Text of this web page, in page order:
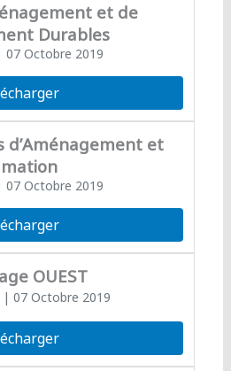
et de
Durables
07 Octobre 2019
d’Aménagement et
07 Octobre 2019
OUEST
| 07 Octobre 2019